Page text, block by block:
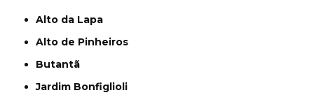
Alto da Lapa
Alto de Pinheiros
Butantã
Jardim Bonfiglioli